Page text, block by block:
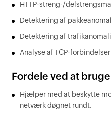
HTTP-streng-/
Detektering af
Detektering af
Analyse af TCP-forbindelser
Fordele ved at
Hjælper med at beskytte
netværk døgnet rundt.